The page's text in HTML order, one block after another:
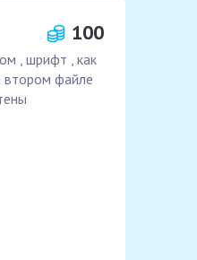
100
, шрифт , как
втором файле